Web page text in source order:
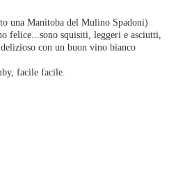
una Manitoba del Mulino Spadoni)
felice...sono squisiti, leggeri e asciutti,
con un buon vino bianco
facile facile.